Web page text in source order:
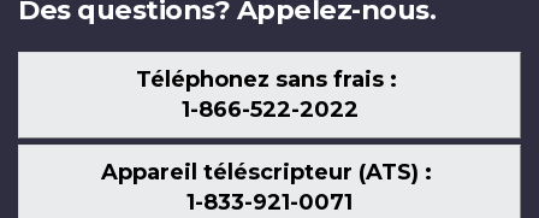
Des questions? Appelez-nous.
Téléphonez sans frais :
1-866-522-2022
Appareil téléscripteur (ATS) :
1-833-921-0071